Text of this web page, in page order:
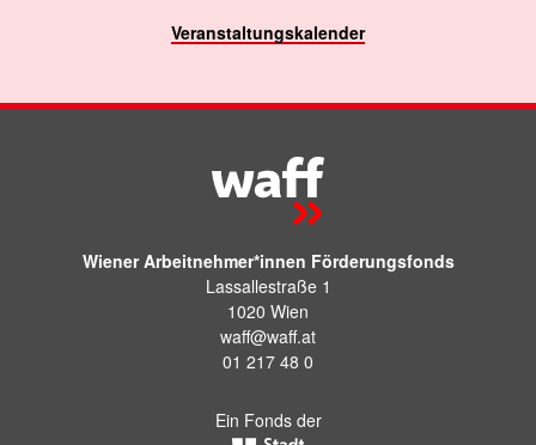
Veranstaltungskalender
Wiener Arbeitnehmer*innen Förderungsfonds
Lassallestraße 1
1020 Wien
waff@waff.at
01 217 48 0
Ein Fonds der